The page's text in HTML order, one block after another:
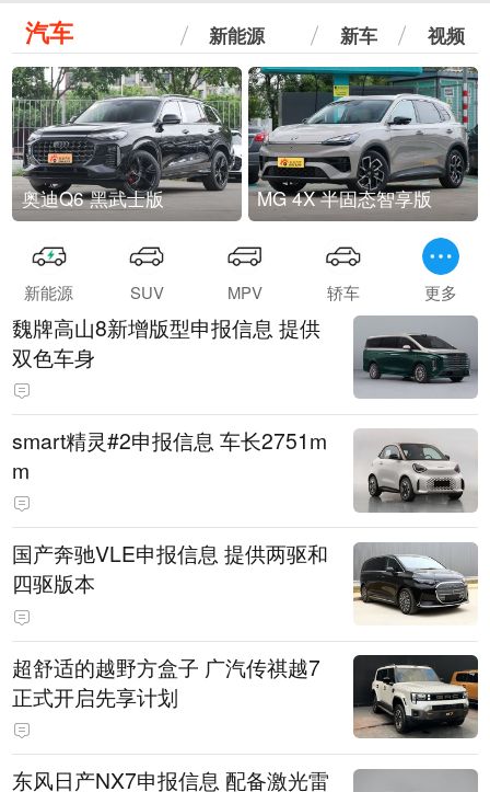
汽车 新能源 新车 视频
奥迪Q6 黑武士版 MG 4X 半固态智享版
新能源 SUV MPV 轿车 更多
魏牌高山8新增版型申报信息 提供
双色车身
smart精灵#2申报信息 车长2751m
m
国产奔驰VLE申报信息 提供两驱和
四驱版本
超舒适的越野方盒子 广汽传祺越7
正式开启先享计划
东风日产NX7申报信息 配备激光雷